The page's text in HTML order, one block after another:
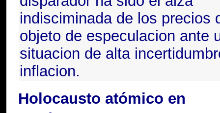
indisciminada de los precios
objeto de especulacion ante
situacion de alta
inflacion.
Holocausto atómico en